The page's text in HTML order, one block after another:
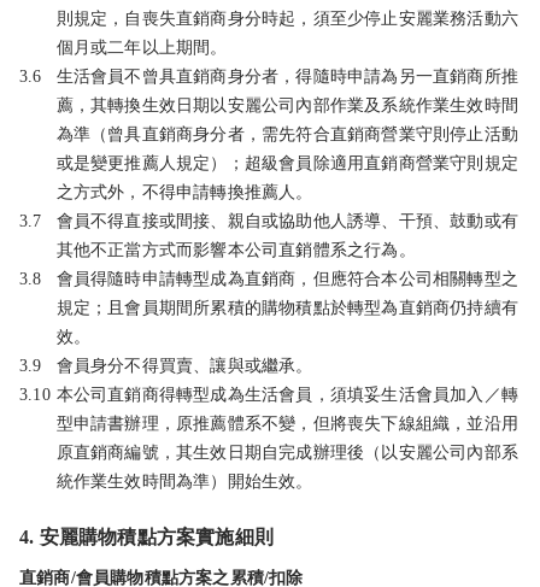
則規定，自喪失直銷商身分時起，須至少停止安麗業務活動六
個月或二年以上期間。
3.6
生活會員不曾具直銷商身分者，得隨時申請為另一直銷商所推
薦，其轉換生效日期以安麗公司內部作業及系統作業生效時間
為準（曾具直銷商身分者，需先符合直銷商營業守則停止活動
或是變更推薦人規定）；超級會員除適用直銷商營業守則規定
之方式外，不得申請轉換推薦人。
3.7
會員不得直接或間接、親自或協助他人誘導、干預、鼓動或有
其他不正當方式而影響本公司直銷體系之行為。
3.8
會員得隨時申請轉型成為直銷商，但應符合本公司相關轉型之
規定；且會員期間所累積的購物積點於轉型為直銷商仍持續有
效。
3.9
會員身分不得買賣、讓與或繼承。
3.10 本公司直銷商得轉型成為生活會員，須填妥生活會員加入／轉
型申請書辦理，原推薦體系不變，但將喪失下線組織，並沿用
原直銷商編號，其生效日期自完成辦理後（以安麗公司內部系
統作業生效時間為準）開始生效。
4. 安麗購物積點方案實施細則
直銷商/會員購物積點方案之累積/扣除